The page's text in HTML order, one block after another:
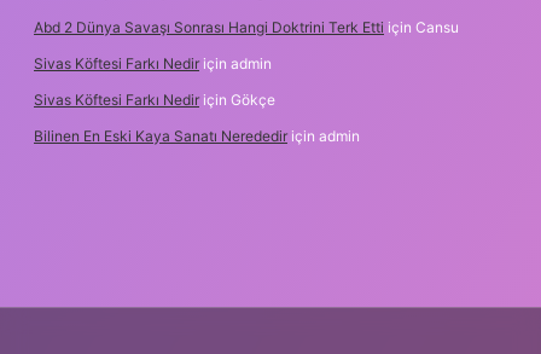
Abd 2 Dünya Savaşı Sonrası Hangi Doktrini Terk Etti için Cansu
Sivas Köftesi Farkı Nedir için admin
Sivas Köftesi Farkı Nedir için Gökçe
Bilinen En Eski Kaya Sanatı Nerededir için admin